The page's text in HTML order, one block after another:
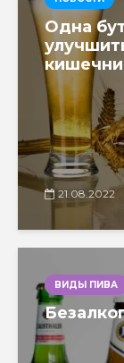
Одна
21.08.2022
ВИДЫ ПИВА